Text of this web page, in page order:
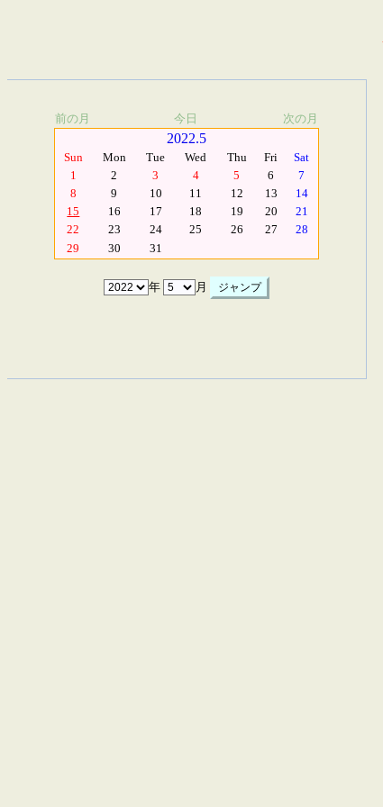
前の月 今日 次の月
2022.5
Sun Mon Tue Wed Thu Fri
Sat
1
2 3 4 5 6
7
8
9 10 11 12 13
14
15
16 17 18 19 20
21
22
23 24 25 26 27
28
29
30 31
年 月